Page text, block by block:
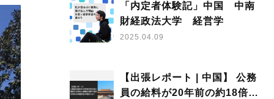
「内定者体験記」中国 中南
財経政法大学 経営学
2025.04.09
【出張レポート | 中国】 公務
員の給料が20年前の約18倍！